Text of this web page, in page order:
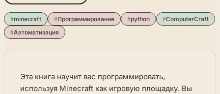
#minecraft #Программирование #python #ComputerCraft
#Автоматизация
Эта книга научит вас программировать,
используя Minecraft как игровую площадку. Вы